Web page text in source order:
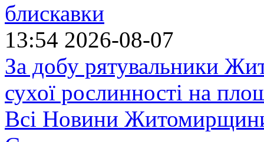
блискавки
13:54 2026-08-07
За добу рятувальники
сухої рослинності на
Всі Новини